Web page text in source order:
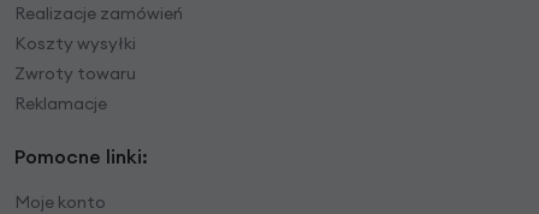
Realizacje zamówień
Koszty wysyłki
Zwroty towaru
Reklamacje
Pomocne linki:
Moje konto